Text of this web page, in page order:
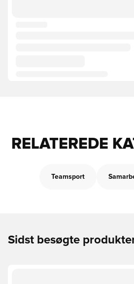
RELATEREDE
Teamsport
Sidst besøgte